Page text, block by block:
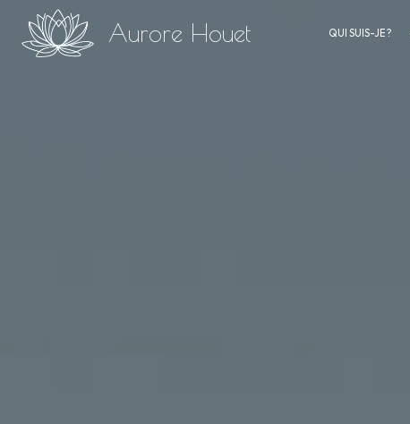
Aurore Houet QUI SUIS-JE ?
Panneau de gestion des cookies